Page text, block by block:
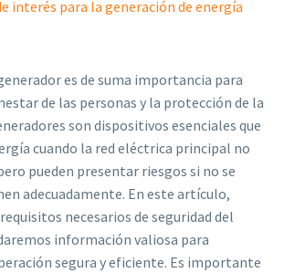
interés para la generación de energía
es de suma importancia para
de las personas y la protección de la
son dispositivos esenciales que
cuando la red eléctrica principal no
pueden presentar riesgos si no se
adecuadamente. En este artículo,
necesarios de seguridad del
información valiosa para
segura y eficiente. Es importante